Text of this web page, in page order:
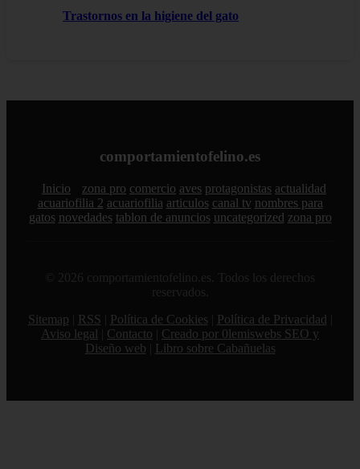
Trastornos en la higiene del gato
comportamientofelino.es
Inicio zona pro comercio aves protagonistas actualidad
acuariofilia 2 acuariofilia articulos canal tv nombres para
gatos novedades tablon de anuncios uncategorized zona pro
© 2026 comportamientofelino.es. Todos los derechos
reservados.
Sitemap
RSS Política de Cookies Política de Privacidad
Aviso legal
Contacto
Creado por 0lemiswebs SEO y
Diseño web
Libro sobre Cabañuelas